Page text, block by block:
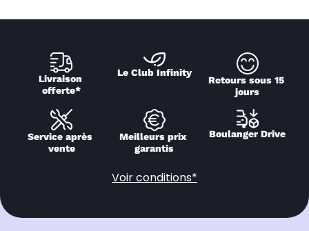
Livraison
offerte*
Le Club Infinity
Retours sous 15
jours
Service après
vente
Meilleurs prix
garantis
Boulanger Drive
Voir conditions*